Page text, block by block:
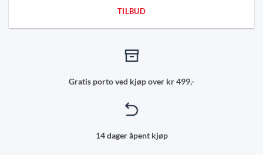
TILBUD
Gratis porto ved kjøp over kr 499,-
14 dager åpent kjøp